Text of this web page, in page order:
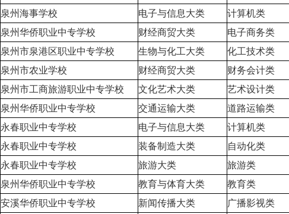
泉州海事学校 电子与信息大类 计算机类
泉州华侨职业中专学校 财经商贸大类 电子商务类
泉州市泉港区职业中专学校 生物与化工大类 化工技术类
泉州市农业学校 财经商贸大类 财务会计类
泉州市工商旅游职业中专学校 文化艺术大类 艺术设计类
泉州华侨职业中专学校 交通运输大类 道路运输类
永春职业中专学校 电子与信息大类 计算机类
永春职业中专学校 装备制造大类 自动化类
永春职业中专学校 旅游大类 旅游类
泉州华侨职业中专学校 教育与体育大类 教育类
安溪华侨职业中专学校 新闻传播大类 广播影视类